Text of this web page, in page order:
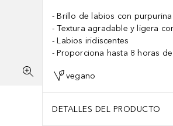
Brillo de labios con purpurina
Textura agradable y ligera
Labios iridiscentes
Proporciona hasta 8 horas
vegano
DETALLES DEL PRODUCTO